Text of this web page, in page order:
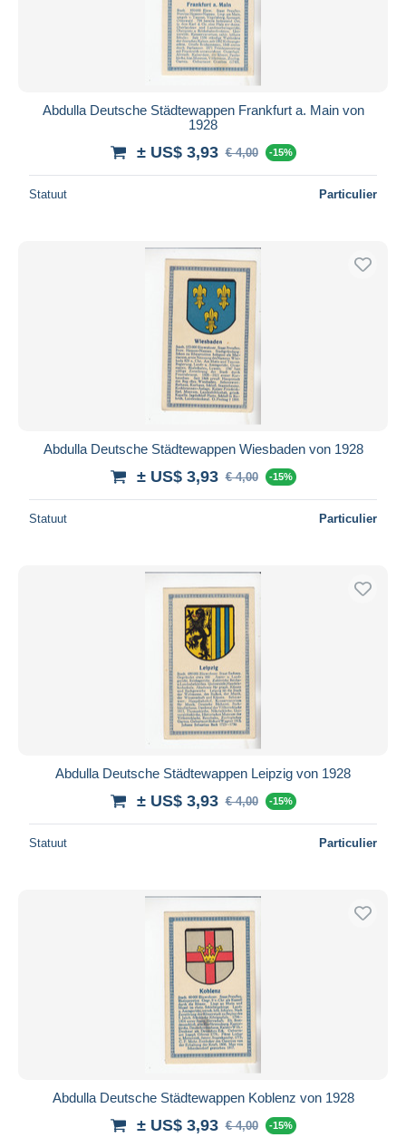
Abdulla Deutsche Städtewappen Frankfurt a. Main von
1928
± US$ 3,93 € 4,00 -15%
Statuut Particulier
Abdulla Deutsche Städtewappen Wiesbaden von 1928
± US$ 3,93 € 4,00 -15%
Statuut Particulier
Abdulla Deutsche Städtewappen Leipzig von 1928
± US$ 3,93 € 4,00 -15%
Statuut Particulier
Abdulla Deutsche Städtewappen Koblenz von 1928
± US$ 3,93 € 4,00 -15%